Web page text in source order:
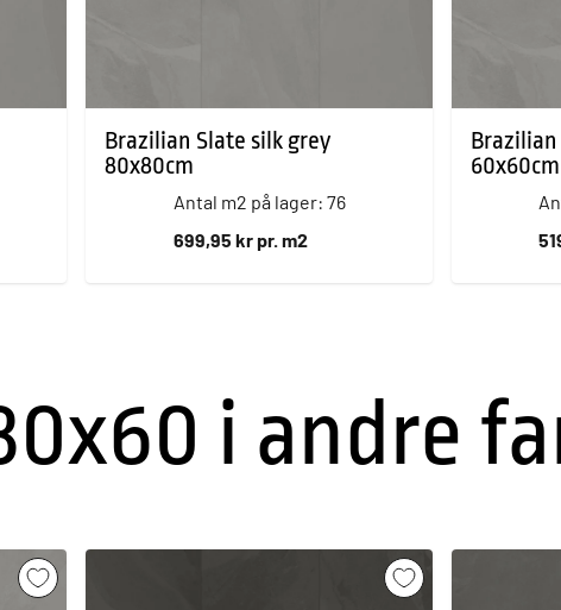
Brazilian Slate silk grey
80x80cm
Antal m2 på lager: 76
699,95 kr pr. m2
60x60cm
i andre